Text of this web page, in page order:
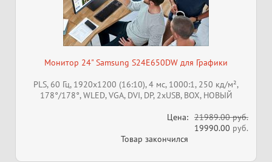
Монитор 24" Samsung S24E650DW для Графики
PLS, 60 Гц, 1920x1200 (16:10), 4 мс, 1000:1, 250 кд/м²,
178°/178°, WLED, VGA, DVI, DP, 2xUSB, BOX, НОВЫЙ
Цена: 21989.00 руб.
19990.00 руб.
Товар закончился